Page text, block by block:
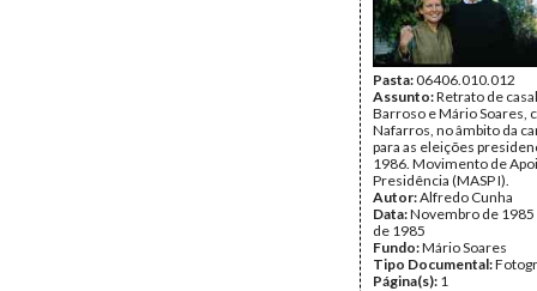
Pasta:06406.010.012
Assunto:Retrato de
Barroso e Mário Soares,
Nafarros, no âmbito da
para as eleições
1986. Movimento de
Presidência (MASP I).
Autor:Alfredo Cunha
Data:Novembro de
de 1985
Fundo:Mário Soares
Tipo Documental:
Página(s): 1